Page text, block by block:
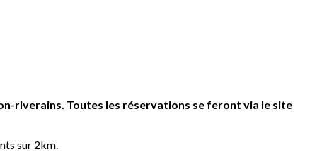
riverains. Toutes les réservations se feront via le site
sur 2km.